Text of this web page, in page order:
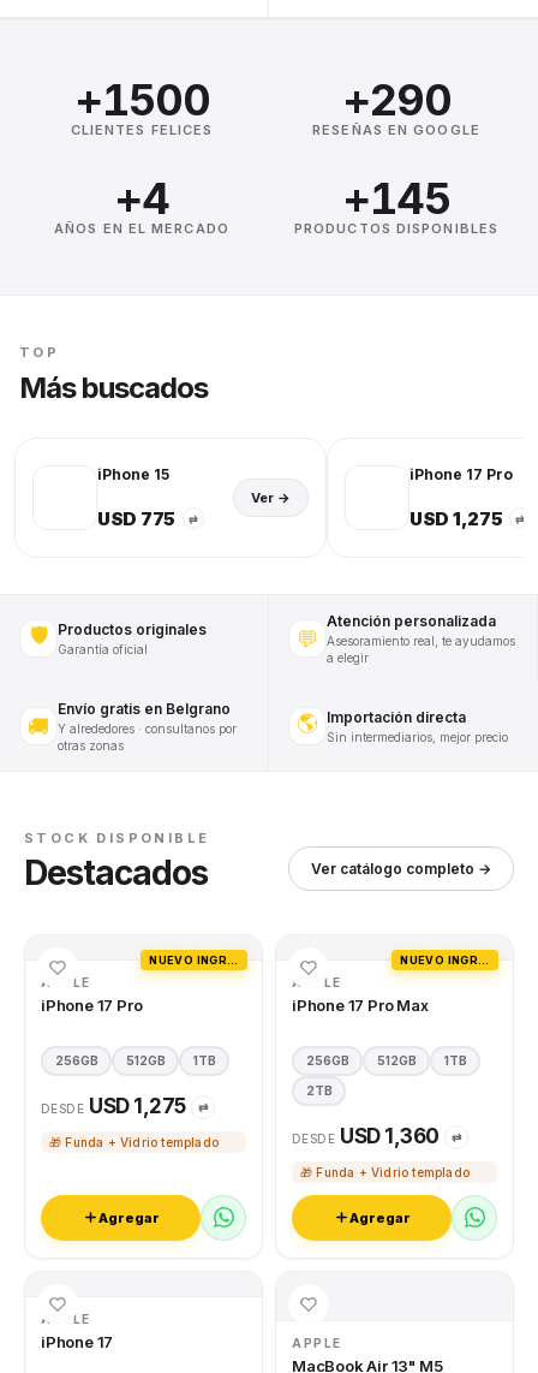
+1500
CLIENTES FELICES
+290
RESEÑAS EN GOOGLE
+4
AÑOS EN EL MERCADO
+145
PRODUCTOS DISPONIBLES
TOP
Más buscados
iPhone 15
USD 775 ⇄
Ver →
iPhone 17 Pro
USD 1,275 ⇄
🛡️ Productos originales
Garantía oficial 💬
Atención personalizada
Asesoramiento real, te ayudamos
a elegir
🚚
Envío gratis en Belgrano
Y alrededores · consultanos por
otras zonas
🌎 Importación directa
Sin intermediarios, mejor precio
STOCK DISPONIBLE
Destacados Ver catálogo completo →
APPLE
iPhone 17 Pro
256GB 512GB 1TB
DESDE USD 1,275 ⇄
🎁 Funda + Vidrio templado
Agregar
APPLE
iPhone 17 Pro Max
256GB 512GB 1TB
2TB
DESDE USD 1,360 ⇄
🎁 Funda + Vidrio templado
Agregar
APPLE
iPhone 17 APPLE
MacBook Air 13" M5